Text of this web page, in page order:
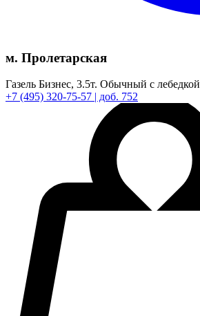
м. Пролетарская
Газель Бизнес, 3.5т. Обычный с лебедкой
+7 (495) 320-75-57 | доб. 752